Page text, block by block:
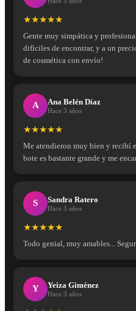
★★★★★
Gente muy simpática y
difíciles de encontrar, y a un
de cosmética con envío!
A Ana Belén Díaz
Hace 3 años
★★★★★
Me atendieron muy bien y recibí
bote es bastante grande y me
S Sandra Ratero
Hace 3 años
★★★★★
Todo genial, muy amables...
Y Yeiza Giménez
Hace 3 años